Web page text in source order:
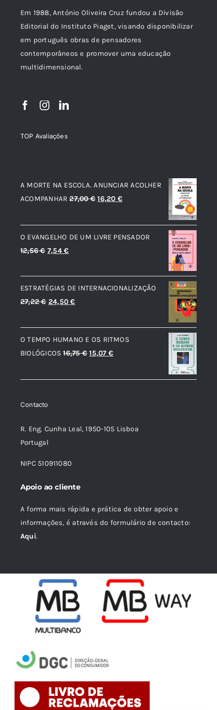
Em 1988, António Oliveira Cruz fundou a Divisão
Editorial do Instituto Piaget, visando disponibilizar
em português obras de pensadores
contemporâneos e promover uma educação
multidimensional.
TOP Avaliações
A MORTE NA ESCOLA. ANUNCIAR ACOLHER
ACOMPANHAR 27,00€ O
original
era:
16,20 €O
atual
é:
O EVANGELHO DE UM LIVRE PENSADOR
12,56€ O
original
era:
12,56 €.
7,54 €
atual
é:
7,54 €.
ESTRATÉGIAS DE INTERNACIONALIZAÇÃO
27,22€ O
original
era:
27,22 €.
24,50€
atual
é:
24,50 €.
O TEMPO HUMANO E OS RITMOS
BIOLÓGICOS 16,75€ O
original
15,07 €O
atual
Contacto
R. Eng. Cunha Leal, 1950-105 Lisboa
Portugal
NIPC 510911080
Apoio ao cliente
A forma mais rápida e prática de obter apoio e
informações, é através do formulário de contacto:
Aqui.